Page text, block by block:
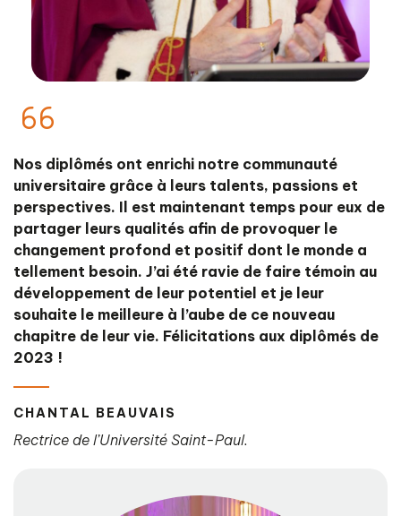
Nos diplômés ont enrichi notre communauté
universitaire grâce à leurs talents, passions et
perspectives. Il est maintenant temps pour eux de
partager leurs qualités afin de provoquer le
changement profond et positif dont le monde a
tellement besoin. J’ai été ravie de faire témoin au
développement de leur potentiel et je leur
souhaite le meilleure à l’aube de ce nouveau
chapitre de leur vie. Félicitations aux diplômés de
2023 !
CHANTAL BEAUVAIS
Rectrice de l’Université Saint-Paul.